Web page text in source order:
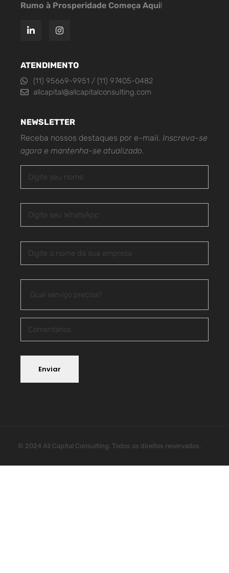
Rumo à Prosperidade Começa Aqui!
ATENDIMENTO
(11) 95669-9951 / (11) 97405-0482
allcapital@allcapitalconsulting.com
NEWSLETTER
Receba nossos destaques por e-mail. Inscreva-se
agora e mantenha-se atualizado.
Enviar
© 2024 All Capital Consulting. Todos os direitos reservados.